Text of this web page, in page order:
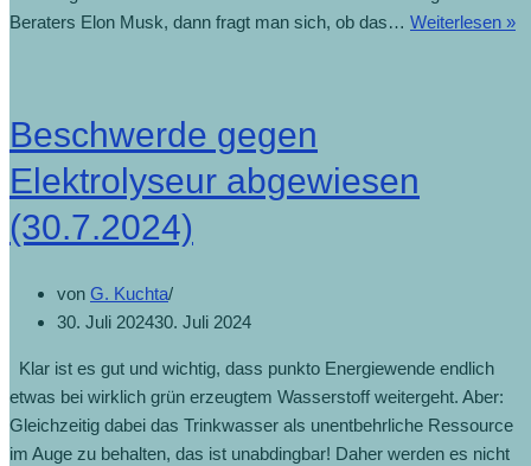
Beraters Elon Musk, dann fragt man sich, ob das… Weiterlesen »
Beschwerde gegen
Elektrolyseur abgewiesen
(30.7.2024)
von G. Kuchta
30. Juli 202430. Juli 2024
Klar ist es gut und wichtig, dass punkto Energiewende endlich
etwas bei wirklich grün erzeugtem Wasserstoff weitergeht. Aber:
Gleichzeitig dabei das Trinkwasser als unentbehrliche Ressource
im Auge zu behalten, das ist unabdingbar! Daher werden es nicht